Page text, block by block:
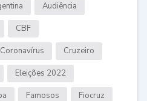
Audiência
CBF
Coronavírus Cruzeiro
Eleições 2022
Famosos Fiocruz